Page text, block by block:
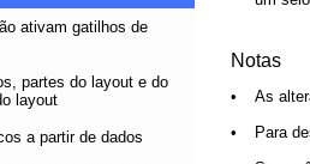
ativam gatilhos de
partes do layout e do
layout
a partir de dados